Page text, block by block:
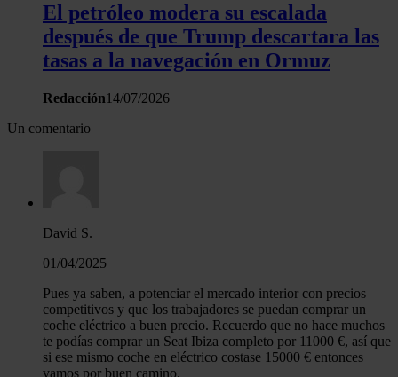
El petróleo modera su escalada
después de que Trump descartara las
tasas a la navegación en Ormuz
Redacción14/07/2026
Un comentario
David S.
01/04/2025
Pues ya saben, a potenciar el mercado interior con precios
competitivos y que los trabajadores se puedan comprar un
coche eléctrico a buen precio. Recuerdo que no hace muchos
te podías comprar un Seat Ibiza completo por 11000 €, así que
si ese mismo coche en eléctrico costase 15000 € entonces
vamos por buen camino.